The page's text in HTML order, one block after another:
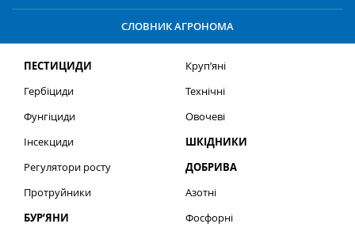
СЛОВНИК АГРОНОМА
ПЕСТИЦИДИ
Гербіциди
Фунгіциди
Інсекциди
Регулятори росту
Протруйники
БУР’ЯНИ
Круп’яні
Технічні
Овочеві
ШКІДНИКИ
ДОБРИВА
Азотні
Фосфорні